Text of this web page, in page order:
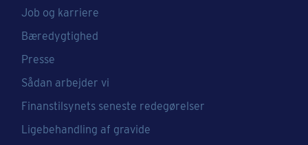
Job og karriere
Bæredygtighed
Presse
Sådan arbejder vi
Finanstilsynets seneste redegørelser
Ligebehandling af gravide